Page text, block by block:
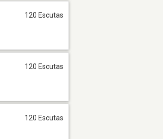
120 Escutas
120 Escutas
120 Escutas